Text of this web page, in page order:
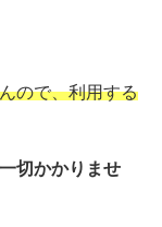
ので、利用する
切かかりませ